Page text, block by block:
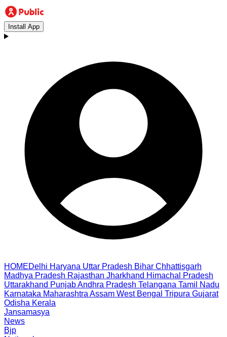
Install App
HOMEDelhi Haryana Uttar Pradesh Bihar Chhattisgarh
Madhya Pradesh Rajasthan Jharkhand Himachal Pradesh
Uttarakhand PunjabAndhra Pradesh Telangana Tamil Nadu
Karnataka Maharashtra Assam West Bengal Tripura Gujarat
Odisha Kerala
Jansamasya
News
Bjp